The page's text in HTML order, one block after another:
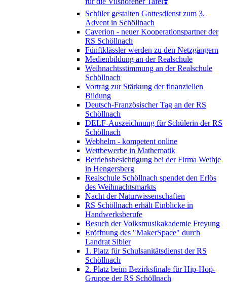
Schüler gestalten Gottesdienst zum 3.
Advent in Schöllnach
Caverion - neuer Kooperationspartner der
RS Schöllnach
Fünftklässler werden zu den Netzgängern
Medienbildung an der Realschule
Weihnachtsstimmung an der Realschule
Schöllnach
Vortrag zur Stärkung der finanziellen
Bildung
Deutsch-Französischer Tag an der RS
Schöllnach
DELF-Auszeichnung für Schülerin der RS
Schöllnach
Webhelm - kompetent online
Wettbewerbe in Mathematik
Betriebsbesichtigung bei der Firma Wethje
in Hengersberg
Realschule Schöllnach spendet den Erlös
des Weihnachtsmarkts
Nacht der Naturwissenschaften
RS Schöllnach erhält Einblicke in
Handwerksberufe
Besuch der Volksmusikakademie Freyung
Eröffnung des "MakerSpace" durch
Landrat Sibler
1. Platz für Schulsanitätsdienst der RS
Schöllnach
2. Platz beim Bezirksfinale für Hip-Hop-
Gruppe der RS Schöllnach